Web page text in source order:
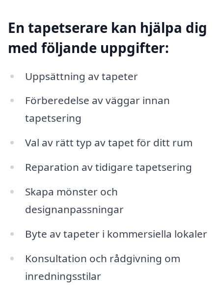
En tapetserare kan hjälpa dig
med följande uppgifter:
Uppsättning av tapeter
Förberedelse av väggar innan
tapetsering
Val av rätt typ av tapet för ditt rum
Reparation av tidigare tapetsering
Skapa mönster och
designanpassningar
Byte av tapeter i kommersiella lokaler
Konsultation och rådgivning om
inredningsstilar